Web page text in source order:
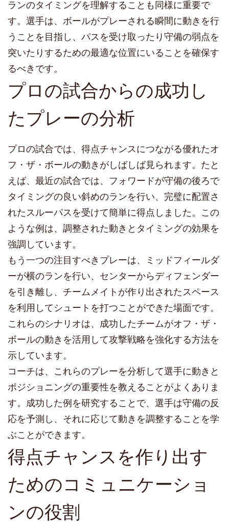
ランのタイミングを理解することも同様に重要で
す。選手は、ボールがプレーされる瞬間に動きを行
うことを目指し、パスを受け取ったり守備の弱点を
突いたりするための最適な位置にいることを確保す
るべきです。
プロの試合からの成功し
たプレーの分析
プロの試合では、得点チャンスにつながる優れたオ
フ・ザ・ボールの動きがしばしば見られます。たと
えば、最近の試合では、フォワードが守備の後ろで
タイミングの良い斜めのランを行い、完璧に配置さ
れたスルーパスを受けて簡単に得点しました。この
ような例は、調整された動きとタイミングの効果を
強調しています。
もう一つの注目すべきプレーは、ミッドフィールダ
ーが横のランを行い、センターからディフェンダー
を引き離し、チームメイトが作り出されたスペース
を利用してシュートを打つことができた場面です。
これらのシナリオは、成功したチームがオフ・ザ・
ボールの動きを活用して攻撃戦略を強化する方法を
示しています。
コーチは、これらのプレーを分析して選手に動きと
ポジショニングの重要性を教えることがよくありま
す。成功した例を研究することで、選手は守備の反
応を予測し、それに応じて動きを調整することを学
ぶことができます。
得点チャンスを作り出す
ためのコミュニケーショ
ンの役割